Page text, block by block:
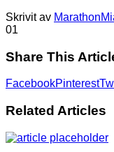
Skrivit av
01
Share This
FacebookPinterest
Related Articles